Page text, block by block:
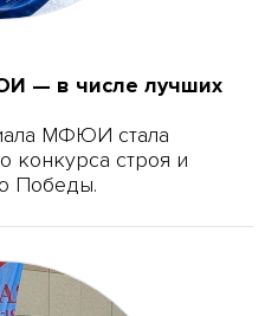
— в числе лучших
МФЮИ стала
конкурса строя и
Победы.